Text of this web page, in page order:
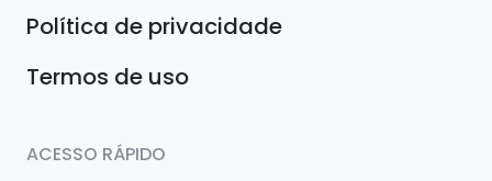
Política de privacidade
Termos de uso
ACESSO RÁPIDO